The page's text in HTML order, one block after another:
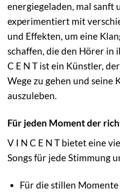
energiegeladen, mal sanft
experimentiert mit
und Effekten, um eine
schaffen, die den Hörer in
C E N T ist ein Künstler,
Wege zu gehen und seine
auszuleben.
Für jeden Moment der
V I N C E N T bietet eine
Songs für jede Stimmung
Für die stillen